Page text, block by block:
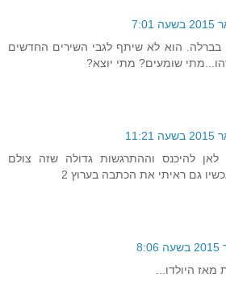
בברלה. הוא לא שיתף לגבי השירים החדשים
שומעים? מתי יוצא?
לאן להיכנס וההתרגשות גדולה שזה צולם
גם ראיתי את הכתבה בערוץ 2
היולדו...